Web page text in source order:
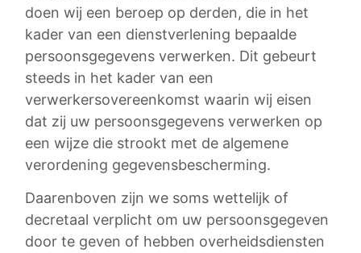
doen wij een beroep op derden, die in het
kader van een dienstverlening bepaalde
persoonsgegevens verwerken. Dit gebeurt
steeds in het kader van een
verwerkersovereenkomst waarin wij eisen
dat zij uw persoonsgegevens verwerken op
een wijze die strookt met de algemene
verordening gegevensbescherming.
Daarenboven zijn we soms wettelijk of
decretaal verplicht om uw persoonsgegeven
door te geven of hebben overheidsdiensten